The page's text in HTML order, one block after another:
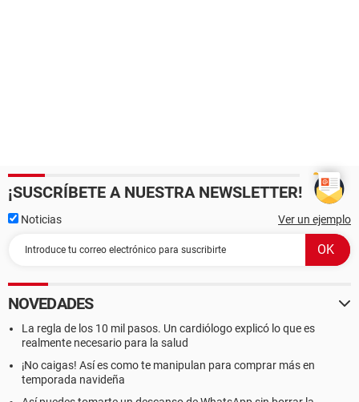
¡SUSCRÍBETE A NUESTRA NEWSLETTER!
Noticias Ver un ejemplo
NOVEDADES
La regla de los 10 mil pasos. Un cardiólogo explicó lo que es
realmente necesario para la salud
¡No caigas! Así es como te manipulan para comprar más en
temporada navideña